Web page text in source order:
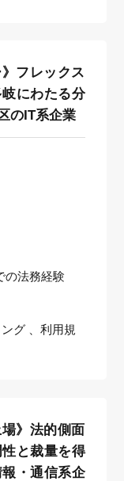
フレックス
にわたる分
のIT系企業
の法務経験
グ 、利用規
》法的側面
と裁量を得
・通信系企